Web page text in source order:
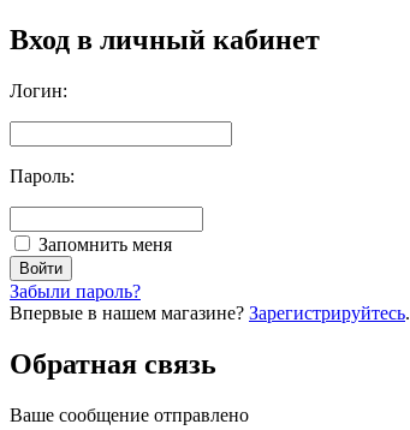
Вход в личный кабинет
Логин:
Пароль:
Запомнить меня
Забыли пароль?
Впервые в нашем магазине? Зарегистрируйтесь.
Обратная связь
Ваше сообщение отправлено